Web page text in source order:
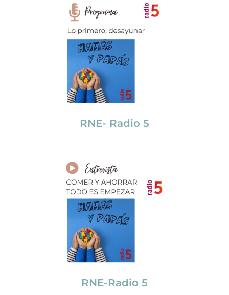
RNE- Radio 5
RNE-Radio 5